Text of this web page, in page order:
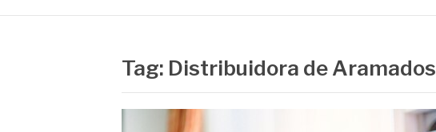
Tag: Distribuidora de Aramados